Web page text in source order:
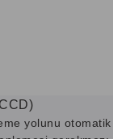
yolunu otomatik